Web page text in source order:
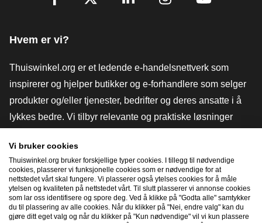
Hvem er vi?
Thuiswinkel.org er et ledende e-handelsnettverk som
inspirerer og hjelper butikker og e-forhandlere som selger
produkter og/eller tjenester, bedrifter og deres ansatte i å
lykkes bedre. Vi tilbyr relevante og praktiske løsninger
verktøy og råd, advokatvirksomhet, markedsundersøkelser,
og har vår egen utdanningsplattform, Thuiswinkel e-
Academy.
Naviger raskt
Vi bruker cookies
Thuiswinkel.org bruker forskjellige typer cookies. I tillegg til nødvendige
cookies, plasserer vi funksjonelle cookies som er nødvendige for at
nettstedet vårt skal fungere. Vi plasserer også ytelses cookies for å måle
ytelsen og kvaliteten på nettstedet vårt. Til slutt plasserer vi annonse cookies
som lar oss identifisere og spore deg. Ved å klikke på "Godta alle" samtykker
du til plassering av alle cookies. Når du klikker på "Nei, endre valg" kan du
gjøre ditt eget valg og når du klikker på "Kun nødvendige" vil vi kun plassere